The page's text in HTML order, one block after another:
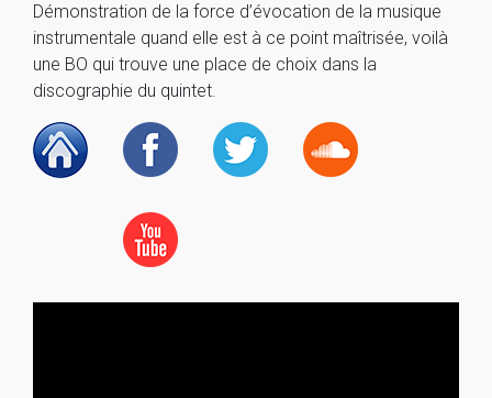
Démonstration de la force d’évocation de la musique
instrumentale quand elle est à ce point maîtrisée, voilà
une BO qui trouve une place de choix dans la
discographie du quintet.